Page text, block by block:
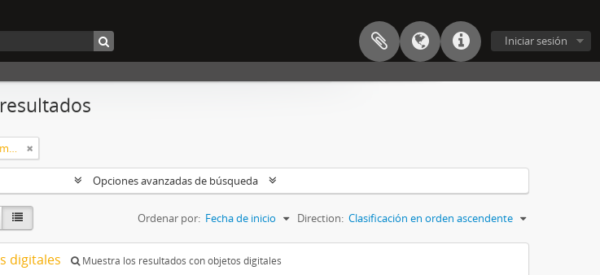
Iniciar sesión
Colección de Publicaciones de Arte Impreso
Opciones avanzadas de búsqueda
Ordenar por: Fecha de inicio Direction: Clasificación en orden ascendente
digitales Muestra los resultados con objetos digitales